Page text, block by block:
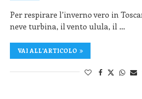
Per respirare l’inverno vero in
neve turbina, il vento ulula, il …
VAI ALL'ARTICOLO